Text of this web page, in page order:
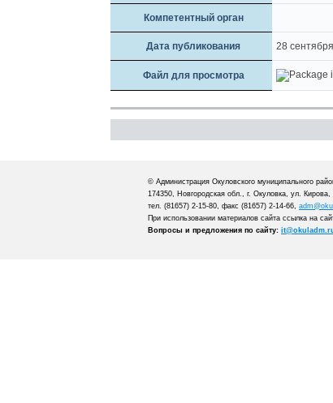
Компетентный орган
Дата публикования 28
Файл для просмотра
© Администрация Окуловского муниципального
174350, Новгородская обл., г. Окуловка, ул. Кирова,
тел. (81657) 2-15-80, факс (81657) 2-14-66,
При использовании материалов сайта ссылка на
Вопросы и предложения по сайту: